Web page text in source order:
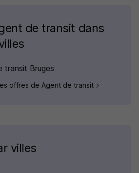
de transit dans
transit Bruges
offres de Agent de transit
villes